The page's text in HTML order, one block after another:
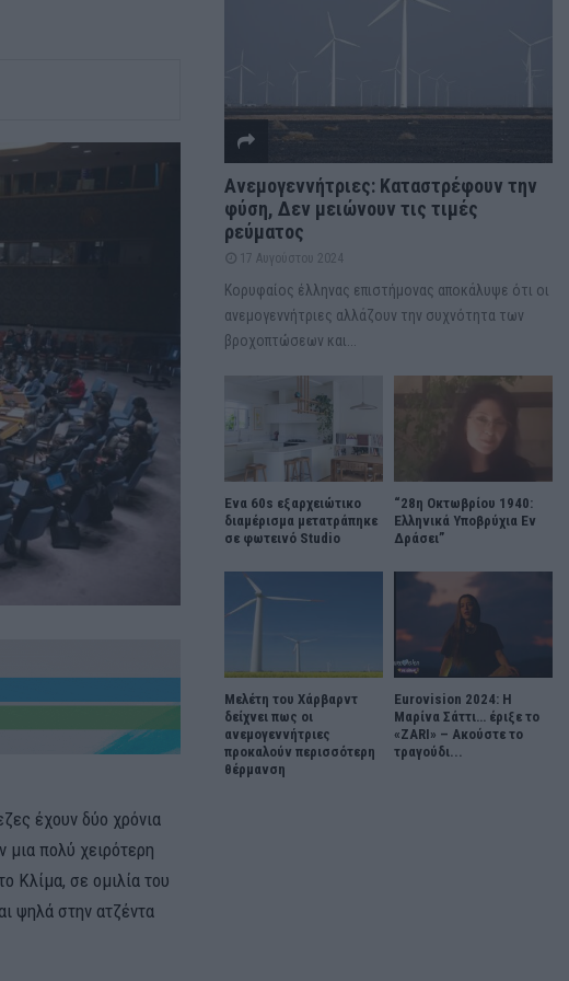
έχουν δύο χρόνια
μια πολύ χειρότερη
Κλίμα, σε ομιλία του
ψηλά στην ατζέντα
Ανεμογεννήτριες: Καταστρέφουν την
φύση, Δεν μειώνουν τις τιμές
ρεύματος
17 Αυγούστου 2024
Κορυφαίος έλληνας επιστήμονας αποκάλυψε ότι οι
ανεμογεννήτριες αλλάζουν την συχνότητα των
βροχοπτώσεων και...
Ένα 60s εξαρχειώτικο
διαμέρισμα μετατράπηκε
σε φωτεινό Studio
“28η Οκτωβρίου 1940:
Ελληνικά Υποβρύχια Εν
Δράσει”
Μελέτη του Χάρβαρντ
δείχνει πως οι
ανεμογεννήτριες
προκαλούν περισσότερη
θέρμανση
Eurovision 2024: Η
Μαρίνα Σάττι… έριξε το
«ZARI» – Ακούστε το
τραγούδι...